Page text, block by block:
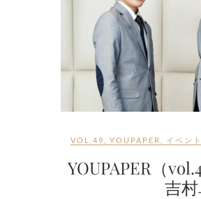
VOL.49 ,YOUPAPER イベン
YOUPAPER（
吉